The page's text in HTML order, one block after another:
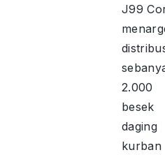
J99
2.000
besek
daging
kurban